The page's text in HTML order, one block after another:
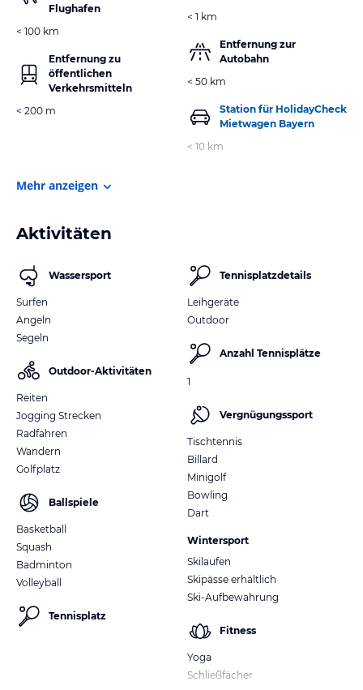
Flughafen
< 100 km
Entfernung zu
öffentlichen
Verkehrsmitteln
< 200 m
< 1 km
Entfernung zur
Autobahn
< 50 km
Station für HolidayCheck
Mietwagen Bayern
< 10 km
Mehr anzeigen
Aktivitäten
Wassersport
Surfen
Angeln
Segeln
Outdoor-Aktivitäten
Reiten
Jogging Strecken
Radfahren
Wandern
Golfplatz
Ballspiele
Basketball
Squash
Badminton
Volleyball
Tennisplatz
Tennisplatzdetails
Leihgeräte
Outdoor
Anzahl Tennisplätze
1
Vergnügungssport
Tischtennis
Billard
Minigolf
Bowling
Dart
Wintersport
Skilaufen
Skipässe erhältlich
Ski-Aufbewahrung
Fitness
Yoga
Schließfächer